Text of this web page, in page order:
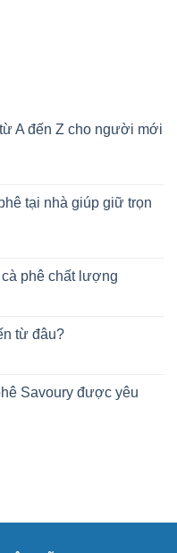
A đến Z cho người mới
tại nhà giúp giữ trọn
phê chất lượng
từ đâu?
Savoury được yêu